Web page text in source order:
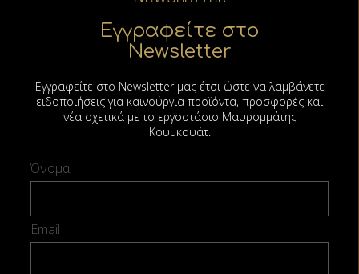
Εγγραφείτε στο
Newsletter
Εγγραφείτε στο Νewsletter μας έτσι ώστε να λαμβάνετε
ειδοποιήσεις για καινούργια προϊόντα, προσφορές και
νέα σχετικά με το εργοστάσιο Μαυρομμάτης
Κουμκουάτ.
Όνομα
Email